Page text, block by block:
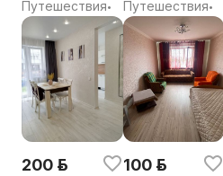
Гродненская
обл.
Путешествия•
Гродненская
обл.
Путешествия•
200 р. 100 р.